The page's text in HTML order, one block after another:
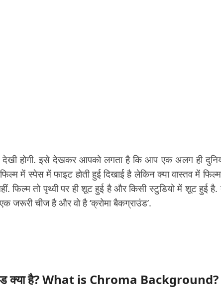
देखी होगी. इसे देखकर आपको लगता है कि आप एक अलग ही
में स्पेस में फाइट होती हुई दिखाई है लेकिन क्या वास्तव में
फिल्म तो पृथ्वी पर ही शूट हुई है और किसी स्टुडियो में शूट हुई
जरूरी चीज है और वो है ‘क्रोमा बैकग्राउंड’.
क्या है? What is Chroma Background?